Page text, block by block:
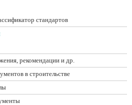
стандартов
рекомендации и др.
в строительстве